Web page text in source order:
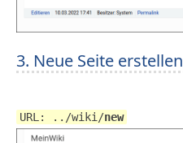
3. Neue Seite erstellen
URL: ../wiki/new